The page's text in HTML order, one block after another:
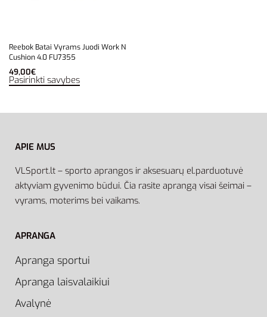
Reebok Batai Vyrams Juodi Work N
Cushion 4.0 FU7355
49,00€
Pasirinkti savybes
APIE MUS
VLSport.lt – sporto aprangos ir aksesuarų el.parduotuvė
aktyviam gyvenimo būdui. Čia rasite aprangą visai šeimai –
vyrams, moterims bei vaikams.
APRANGA
Apranga sportui
Apranga laisvalaikiui
Avalynė